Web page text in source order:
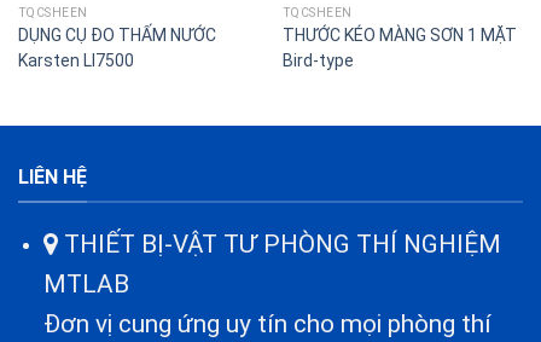
TQCSHEEN
DỤNG CỤ ĐO THẤM NƯỚC
Karsten LI7500
TQCSHEEN
THƯỚC KÉO MÀNG SƠN 1 MẶT
Bird-type
LIÊN HỆ
THIẾT BỊ-VẬT TƯ PHÒNG THÍ NGHIỆM
MTLAB
Đơn vị cung ứng uy tín cho mọi phòng thí